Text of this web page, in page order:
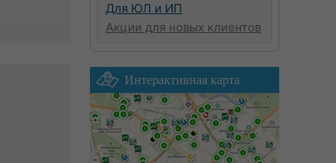
Для ЮЛ и ИП
Акции для новых клиентов
Интерактивная карта